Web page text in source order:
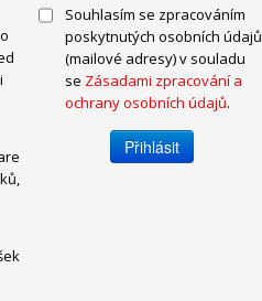
Souhlasím se zpracováním
poskytnutých osobních údajů
(mailové adresy) v souladu
se Zásadami zpracování a
ochrany osobních údajů.